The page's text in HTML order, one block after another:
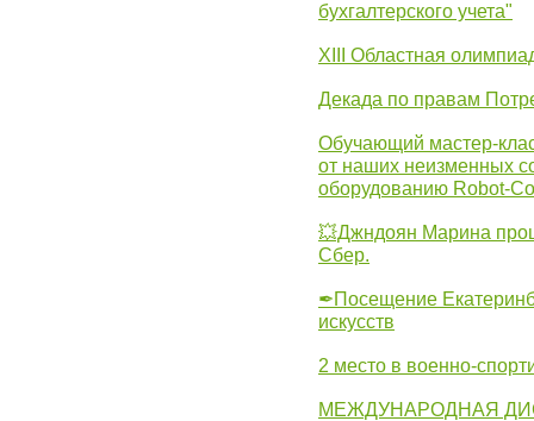
бухгалтерского учета"
XIII Областная
Декада по правам
Обучающий мастер-
от наших неизменных
оборудованию Robot-
💥Джндоян Марина
Сбер.
✒Посещение
искусств
2 место в военно-
МЕЖДУНАРОДНАЯ